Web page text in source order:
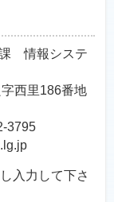
情報システ
西里186番地
3795
入力して下さ